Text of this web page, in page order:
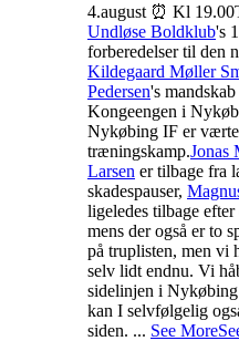
4.august ⏰ Kl 19.00
Undløse Boldklub's
forberedelser til den
Kildegaard Møller
Pedersen's
Kongeengen i
Nykøbing IF er
træningskamp.Jonas
Larsen er tilbage fra
skadespauser,
ligeledes tilbage
mens der også er to
på truplisten, men vi
selv lidt endnu. Vi
sidelinjen i
kan I selvfølgelig
siden. ... See More